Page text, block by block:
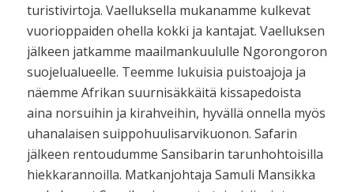
turistivirtoja. Vaelluksella mukanamme kulkevat
vuorioppaiden ohella kokki ja kantajat. Vaelluksen
jälkeen jatkamme maailmankuululle Ngorongoron
suojelualueelle. Teemme lukuisia puistoajoja ja
näemme Afrikan suurnisäkkäitä kissapedoista
aina norsuihin ja kirahveihin, hyvällä onnella myös
uhanalaisen suippohuulisarvikuonon. Safarin
jälkeen rentoudumme Sansibarin tarunhohtoisilla
hiekkarannoilla. Matkanjohtaja Samuli Mansikka